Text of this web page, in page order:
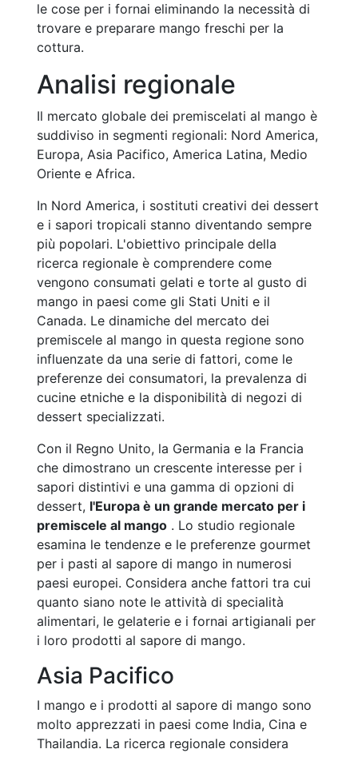
le cose per i fornai eliminando la necessità di
trovare e preparare mango freschi per la
cottura.
Analisi regionale
Il mercato globale dei premiscelati al mango è
suddiviso in segmenti regionali: Nord America,
Europa, Asia Pacifico, America Latina, Medio
Oriente e Africa.
In Nord America, i sostituti creativi dei dessert
e i sapori tropicali stanno diventando sempre
più popolari. L'obiettivo principale della
ricerca regionale è comprendere come
vengono consumati gelati e torte al gusto di
mango in paesi come gli Stati Uniti e il
Canada. Le dinamiche del mercato dei
premiscele al mango in questa regione sono
influenzate da una serie di fattori, come le
preferenze dei consumatori, la prevalenza di
cucine etniche e la disponibilità di negozi di
dessert specializzati.
Con il Regno Unito, la Germania e la Francia
che dimostrano un crescente interesse per i
sapori distintivi e una gamma di opzioni di
dessert, l'Europa è un grande mercato per i
premiscele al mango . Lo studio regionale
esamina le tendenze e le preferenze gourmet
per i pasti al sapore di mango in numerosi
paesi europei. Considera anche fattori tra cui
quanto siano note le attività di specialità
alimentari, le gelaterie e i fornai artigianali per
i loro prodotti al sapore di mango.
Asia Pacifico
I mango e i prodotti al sapore di mango sono
molto apprezzati in paesi come India, Cina e
Thailandia. La ricerca regionale considera